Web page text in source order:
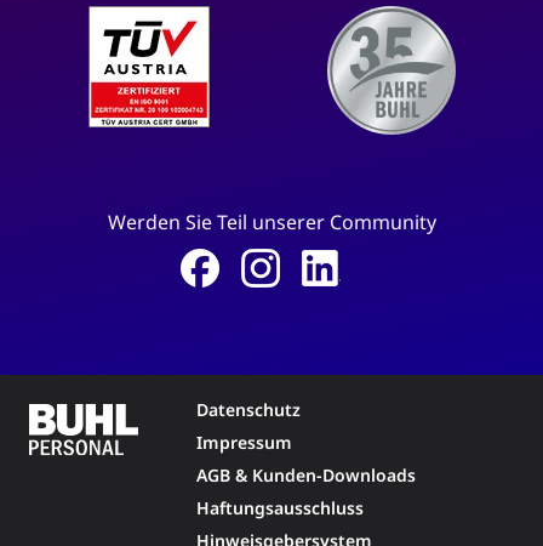
Werden Sie Teil unserer Community
Datenschutz
Impressum
AGB & Kunden-Downloads
Haftungsausschluss
Hinweisgebersystem